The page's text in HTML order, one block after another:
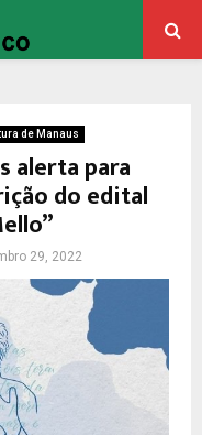
de Manaus
alerta para
do edital
29, 2022